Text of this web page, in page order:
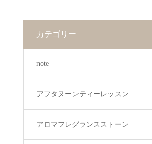
カテゴリー
note
アフタヌーンティーレッスン
アロマフレグランスストーン